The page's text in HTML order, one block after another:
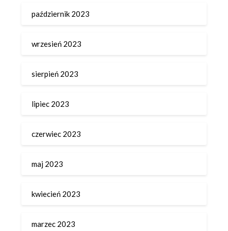
październik 2023
wrzesień 2023
sierpień 2023
lipiec 2023
czerwiec 2023
maj 2023
kwiecień 2023
marzec 2023